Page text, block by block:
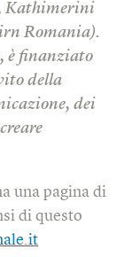
Kathimerini
Romania).
è finanziato
della
dei
una pagina di
di questo